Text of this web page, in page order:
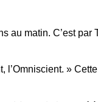
au matin. C’est par
l’Omniscient. »